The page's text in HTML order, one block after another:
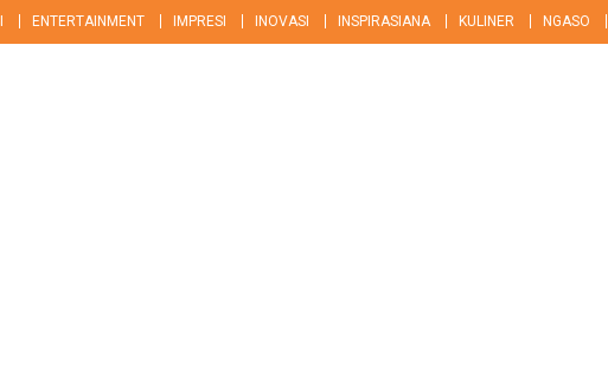
ENTERTAINMENT IMPRESI INOVASI INSPIRASIANA KULINER NGASO